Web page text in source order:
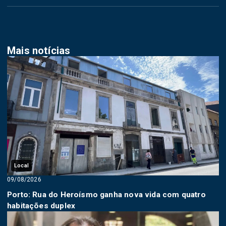
Mais notícias
Local
09/08/2026
Porto: Rua do Heroísmo ganha nova vida com quatro
habitações duplex